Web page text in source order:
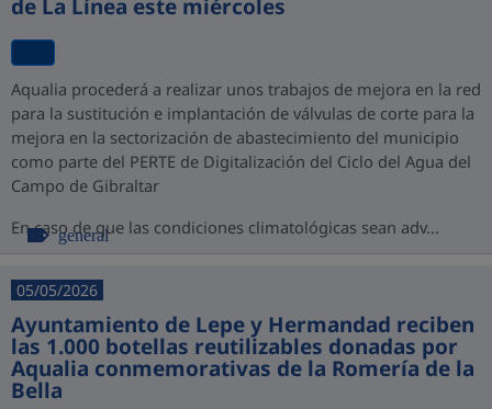
de La Línea este miércoles
Aqualia procederá a realizar unos trabajos de mejora en la red
para la sustitución e implantación de válvulas de corte para la
mejora en la sectorización de abastecimiento del municipio
como parte del PERTE de Digitalización del Ciclo del Agua del
Campo de Gibraltar
En caso de que las condiciones climatológicas sean adv...
general
05/05/2026
Ayuntamiento de Lepe y Hermandad reciben
las 1.000 botellas reutilizables donadas por
Aqualia conmemorativas de la Romería de la
Bella